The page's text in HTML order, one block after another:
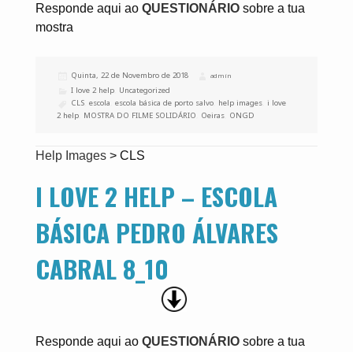
Responde aqui ao QUESTIONÁRIO sobre a tua
mostra
Publicado
Quinta, 22 de Novembro de 2018 Autor
admin
Categorias
I love 2 help Uncategorized
Etiquetas
CLS ,escola ,escola básica de porto salvo help images i love
2 help MOSTRA DO FILME SOLIDÁRIO Oeiras ONGD
Help Images> CLS
I LOVE 2 HELP – ESCOLA
BÁSICA PEDRO ÁLVARES
CABRAL 8_10
Responde aqui ao QUESTIONÁRIO sobre a tua